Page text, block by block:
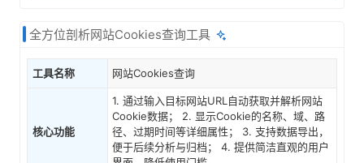
全方位剖析网站Cookies查询工具
工具名称 网站Cookies查询
核心功能
1. 通过输入目标网站URL自动获取并解析网站
Cookie数据； 2. 显示Cookie的名称、域、路
径、过期时间等详细属性； 3. 支持数据导出，
便于后续分析与归档； 4. 提供简洁直观的用户